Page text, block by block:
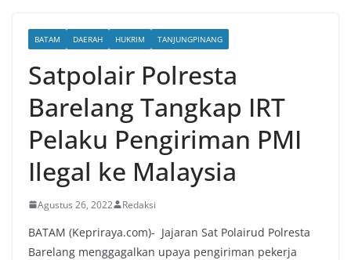
BATAM DAERAH HUKRIM TANJUNGPINANG
Satpolair Polresta
Barelang Tangkap IRT
Pelaku Pengiriman PMI
Ilegal ke Malaysia
Agustus 26, 2022 Redaksi
BATAM (Kepriraya.com)- Jajaran Sat Polairud Polresta
Barelang menggagalkan upaya pengiriman pekerja